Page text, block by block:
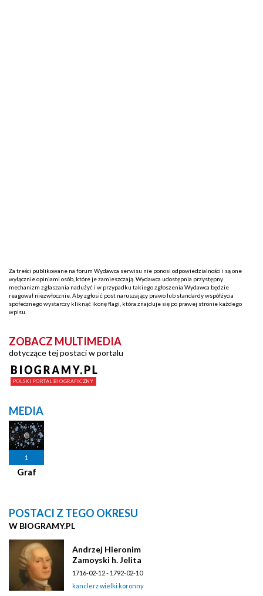
Za treści publikowane na forum Wydawca serwisu nie ponosi odpowiedzialności i są one
wyłącznie opiniami osób, które je zamieszczają. Wydawca udostępnia przystępny
mechanizm zgłaszania nadużyć i w przypadku takiego zgłoszenia Wydawca będzie
reagował niezwłocznie. Aby zgłosić post naruszający prawo lub standardy współżycia
społecznego wystarczy kliknąć ikonę flagi, która znajduje się po prawej stronie każdego
wpisu.
ZOBACZ MULTIMEDIA
dotyczące tej postaci w portalu
MEDIA
1
Graf
POSTACI Z TEGO OKRESU
W BIOGRAMY.PL
Andrzej Hieronim
Zamoyski h. Jelita
1716-02-12 - 1792-02-10
kanclerz wielki koronny